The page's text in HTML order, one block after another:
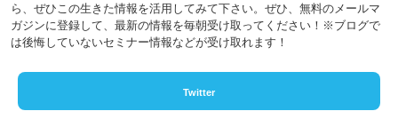
ら、ぜひこの生きた情報を活用してみて下さい。ぜひ、無料のメールマ
ガジンに登録して、最新の情報を毎朝受け取ってください！※ブログで
は後悔していないセミナー情報などが受け取れます！
Twitter